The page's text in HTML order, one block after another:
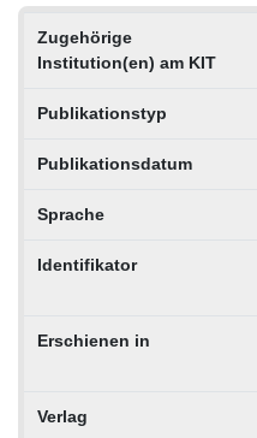
Zugehörige
Institution(en) am KIT
Publikationstyp
Publikationsdatum
Sprache
Identifikator
Erschienen in
Verlag